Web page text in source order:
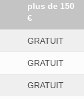
plus de 150
€
GRATUIT
GRATUIT
GRATUIT